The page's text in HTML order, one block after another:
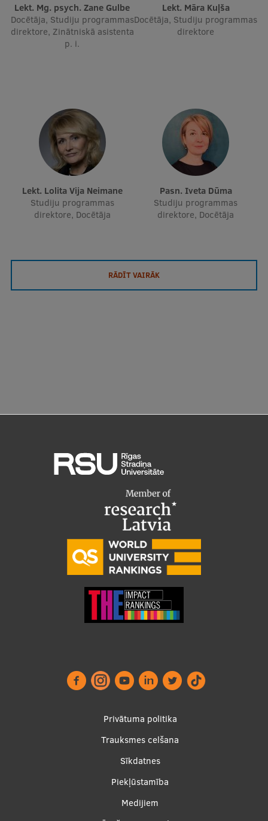
Lekt. Mg. psych. Zane Gulbe
Docētāja, Studiju programmas
direktore, Zinātniskā asistenta
p. i.
Lekt. Māra Kuļša
Docētāja, Studiju programmas
direktore
Lekt. Lolita Vija Neimane
Studiju programmas
direktore, Docētāja
Pasn. Iveta Dūma
Studiju programmas
direktore, Docētāja
RĀDĪT VAIRĀK
Privātuma politika
Trauksmes celšana
Sīkdatnes
Piekļūstamība
Medijiem